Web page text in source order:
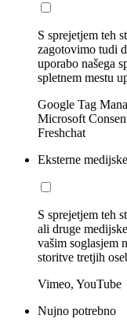
S sprejetjem teh
zagotovimo tudi
uporabo našega
spletnem mestu
Google Tag
Microsoft
Freshchat
Eksterne
S sprejetjem teh
ali druge
vašim soglasjem
storitve tretjih
Vimeo, YouTube
Nujno potrebno